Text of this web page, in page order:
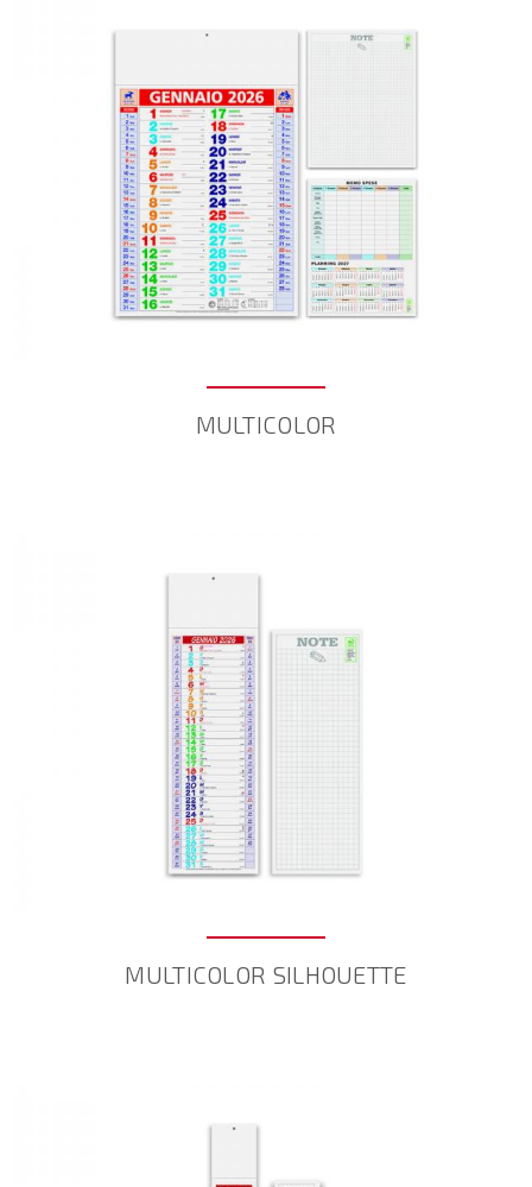
MULTICOLOR
MULTICOLOR SILHOUETTE